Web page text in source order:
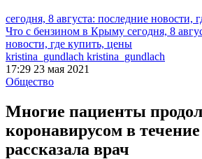
сегодня, 8 августа: последние новости,
Что с бензином в Крыму сегодня, 8
новости, где купить, цены
kristina_gundlach kristina_gundlach
17:29 23 мая 2021
Общество
Многие пациенты
коронавирусом в течение
рассказала врач